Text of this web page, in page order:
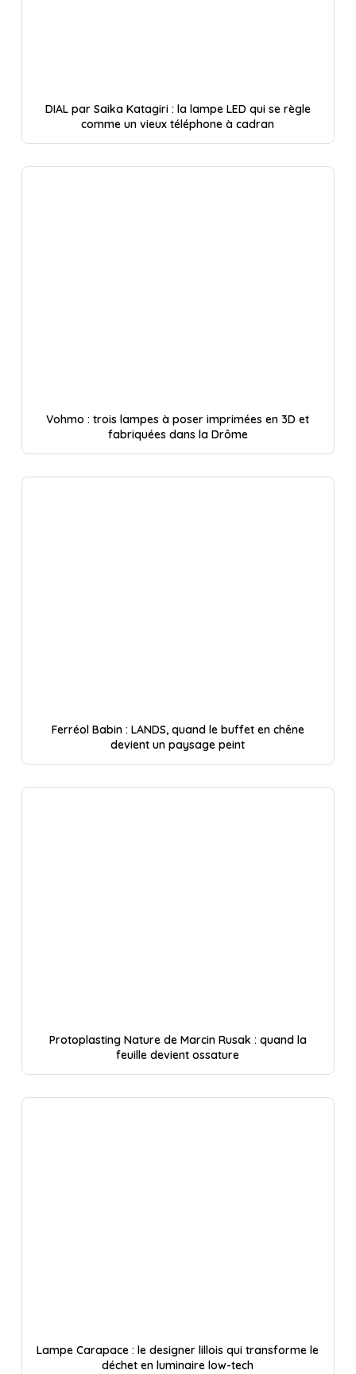
DIAL par Saika Katagiri : la lampe LED qui se règle
comme un vieux téléphone à cadran
Vohmo : trois lampes à poser imprimées en 3D et
fabriquées dans la Drôme
Ferréol Babin : LANDS, quand le buffet en chêne
devient un paysage peint
Protoplasting Nature de Marcin Rusak : quand la
feuille devient ossature
Lampe Carapace : le designer lillois qui transforme le
déchet en luminaire low-tech